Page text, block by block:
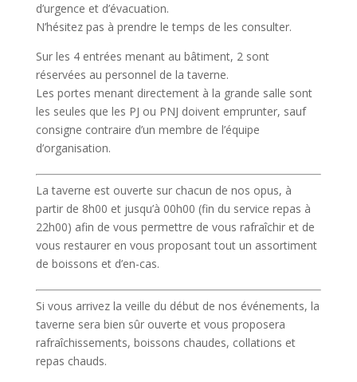
d’urgence et d’évacuation.
N’hésitez pas à prendre le temps de les consulter.
Sur les 4 entrées menant au bâtiment, 2 sont
réservées au personnel de la taverne.
Les portes menant directement à la grande salle sont
les seules que les PJ ou PNJ doivent emprunter, sauf
consigne contraire d’un membre de l’équipe
d’organisation.
La taverne est ouverte sur chacun de nos opus, à
partir de 8h00 et jusqu’à 00h00 (fin du service repas à
22h00) afin de vous permettre de vous rafraîchir et de
vous restaurer en vous proposant tout un assortiment
de boissons et d’en-cas.
Si vous arrivez la veille du début de nos événements, la
taverne sera bien sûr ouverte et vous proposera
rafraîchissements, boissons chaudes, collations et
repas chauds.